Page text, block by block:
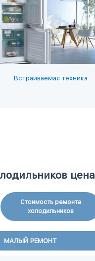
Встраиваемая техника
цена
Стоимость ремонта
холодильников
МАЛЫЙ РЕМОНТ